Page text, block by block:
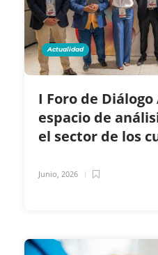
Actualidad
I Foro de
espacio de
el sector de los
Junio, 2026